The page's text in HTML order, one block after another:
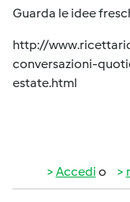
Guarda le idee
http://
conversazioni-
estate.html
Accedi o